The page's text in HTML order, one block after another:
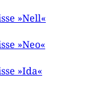
»Nell«
»Neo«
»Ida«